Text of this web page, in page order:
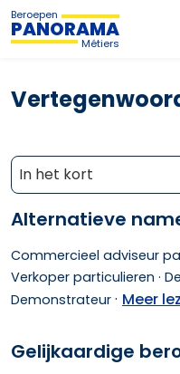
Beroepen
PANORAMA
Métiers
In het kort
Alternatieve
Commercieel adviseur
Verkoper particulieren ·
Demonstrateur · Meer
Gelijkaardige